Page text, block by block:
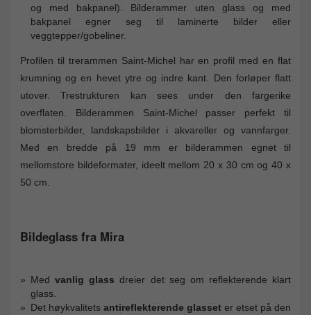
og med bakpanel). Bilderammer uten glass og med
bakpanel egner seg til laminerte bilder eller
veggtepper/gobeliner.
Profilen til trerammen Saint-Michel har en profil med en flat
krumning og en hevet ytre og indre kant. Den forløper flatt
utover. Trestrukturen kan sees under den fargerike
overflaten. Bilderammen Saint-Michel passer perfekt til
blomsterbilder, landskapsbilder i akvareller og vannfarger.
Med en bredde på 19 mm er bilderammen egnet til
mellomstore bildeformater, ideelt mellom 20 x 30 cm og 40 x
50 cm.
Bildeglass fra Mira
Medvanlig glass dreier det seg om reflekterende klart
glass.
Det høykvalitets antireflekterende glasset er etset på den